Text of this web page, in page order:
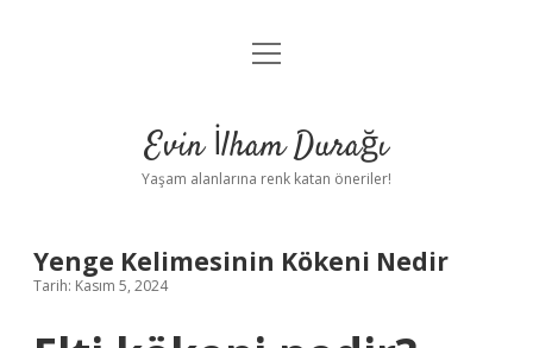
Anasayfa
Yasal Uyarı
menüyü
Evin İlham Durağı
Yaşam alanlarına renk katan öneriler!
Yenge Kelimesinin Kökeni Nedir
Tarih: Kasım 5, 2024